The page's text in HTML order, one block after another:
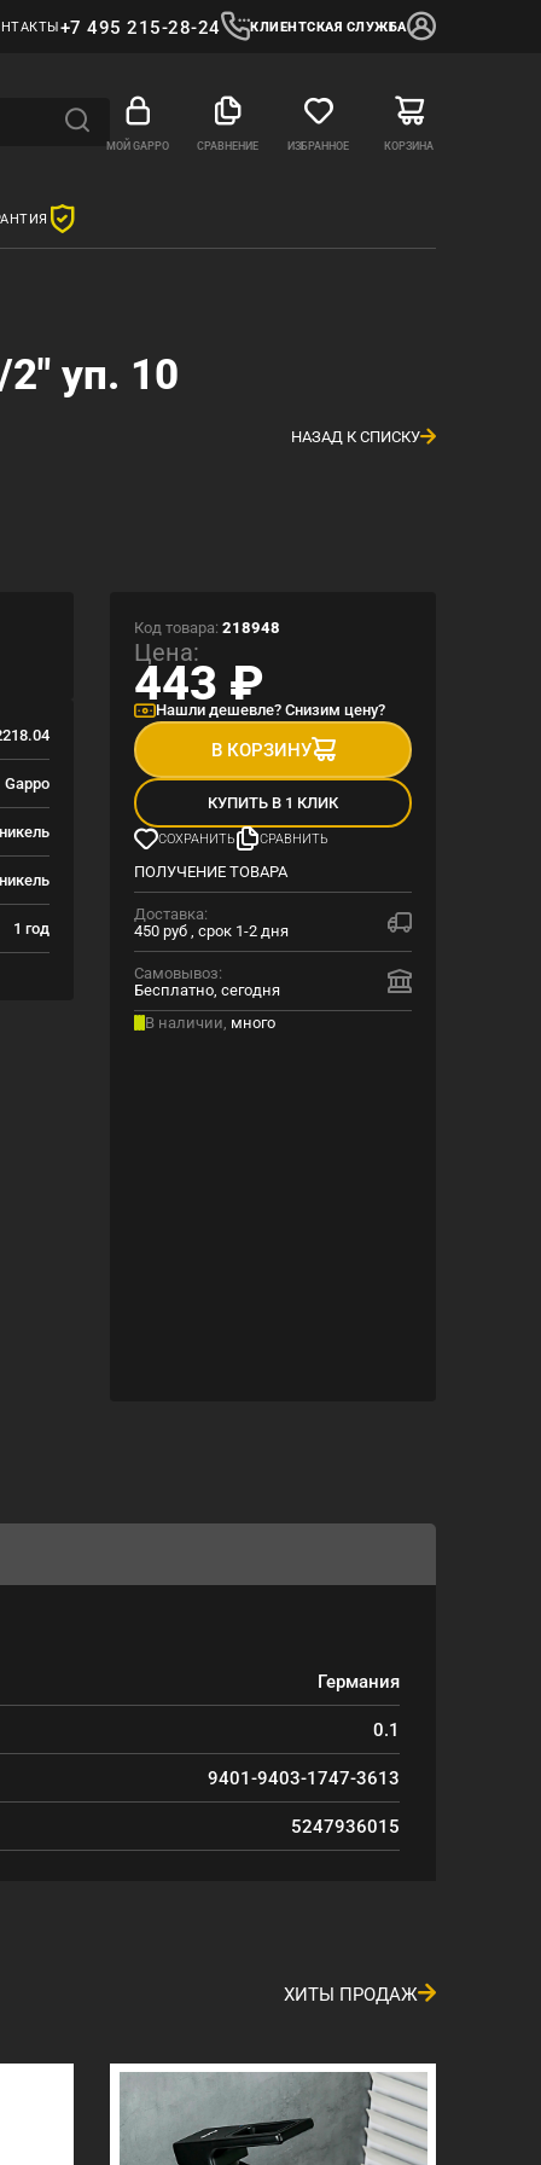
+7 495 215-28-24 КЛИЕНТСКАЯ СЛУЖБА
МОЙ GAPPO СРАВНЕНИЕ ИЗБРАННОЕ КОРЗИНА
уп. 10
НАЗАД К СПИСКУ
Gappo
никель
1 год
Код товара: 218948
Цена:
443 ₽
Нашли дешевле? Снизим цену?
В КОРЗИНУ
КУПИТЬ В 1 КЛИК
СОХРАНИТЬ СРАВНИТЬ
ПОЛУЧЕНИЕ ТОВАРА
Доставка:
450 руб , срок 1-2 дня
Самовывоз:
Бесплатно, сегодня
В наличии, много
Германия
0.1
9401-9403-1747-3613
5247936015
ХИТЫ ПРОДАЖ